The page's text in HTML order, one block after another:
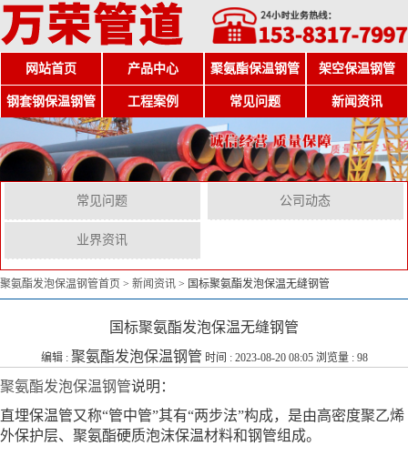
网站首页 产品中心 聚氨酯保温钢管 架空保温钢管
钢套钢保温钢管 工程案例 常见问题 新闻资讯
常见问题 公司动态
业界资讯
聚氨酯发泡保温钢管首页 > 新闻资讯 > 国标聚氨酯发泡保温无缝钢管
国标聚氨酯发泡保温无缝钢管
编辑 : 聚氨酯发泡保温钢管 时间 : 2023-08-20 08:05 浏览量 : 98
聚氨酯发泡保温钢管说明：
直埋保温管又称“管中管”其有“两步法”构成，是由高密度聚乙烯
外保护层、聚氨酯硬质泡沫保温材料和钢管组成。